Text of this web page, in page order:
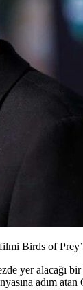
Birds of
yer alacağı
adım atan